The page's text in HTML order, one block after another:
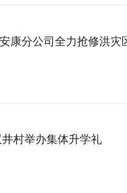
分公司全力抢修洪灾
村举办集体升学礼